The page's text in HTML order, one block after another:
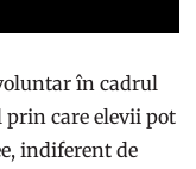
în cadrul
care elevii pot
indiferent de